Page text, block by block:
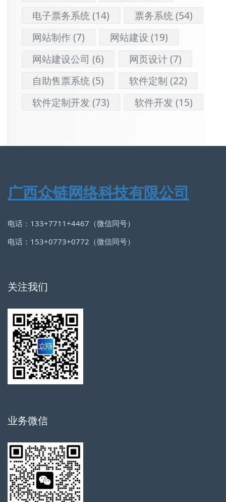
电子票务系统(14) 票务系统(54)
网站制作(7) 网站建设 (19)
网站建设公司 (6) 网页设计(7)
自助售票系统(5) 软件定制 (22)
软件定制开发 (73) 软件开发 (15)
广西众链网络科技有限公司
电话：133+7711+4467（微信同号）
电话：153+0773+0772（微信同号）
关注我们
业务微信